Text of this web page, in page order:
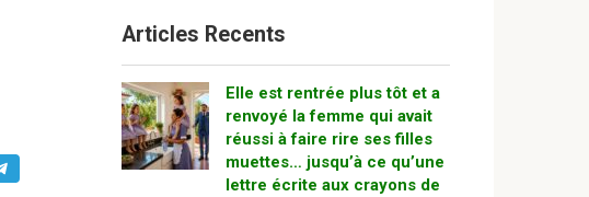
Articles Recents
Elle est rentrée plus tôt et a
renvoyé la femme qui avait
réussi à faire rire ses filles
muettes… jusqu’à ce qu’une
lettre écrite aux crayons de